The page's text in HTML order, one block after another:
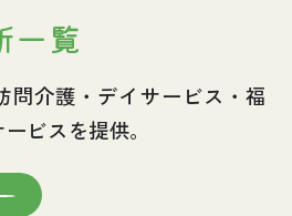
一覧
問介護・デイサービス・福
ビスを提供。